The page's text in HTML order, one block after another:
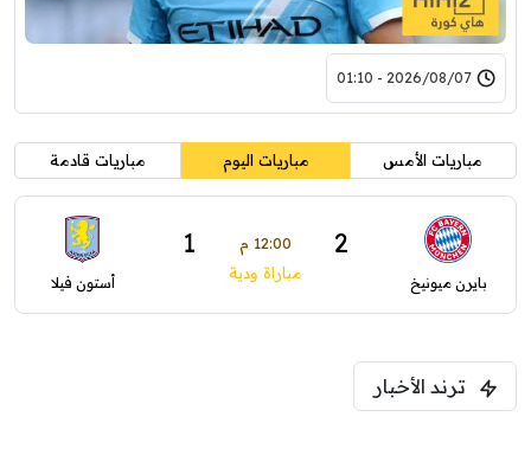
2026/08/07 - 01:10
مباريات الأمس مباريات اليوم مباريات قادمة
بايرن ميونيخ
2 12:00 م 1
مباراة ودية أستون فيلا
ترند الأخبار